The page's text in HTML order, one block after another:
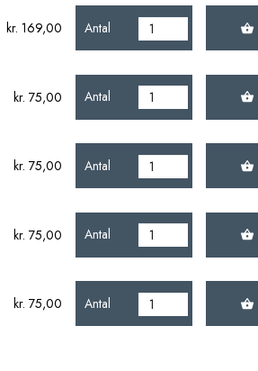
kr. 169,00 Antal
kr. 75,00 Antal
kr. 75,00 Antal
kr. 75,00 Antal
kr. 75,00 Antal